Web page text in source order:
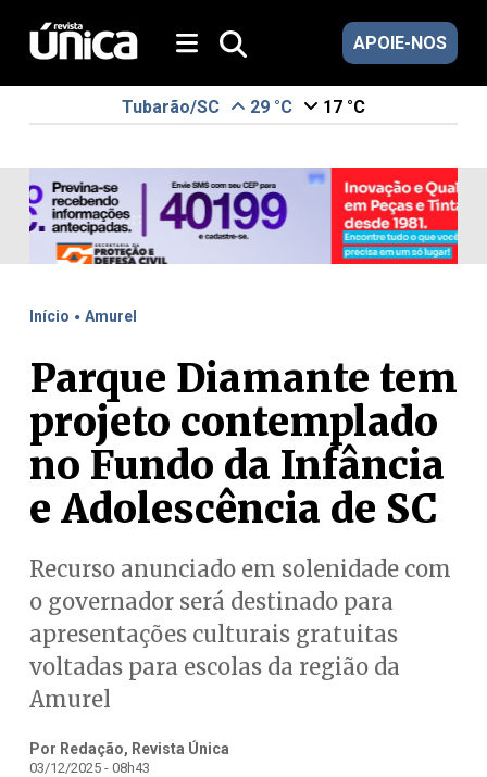
APOIE-NOS
Tubarão/SC 29 °C 17 °C
Início . Amurel
Parque Diamante tem
projeto contemplado
no Fundo da Infância
e Adolescência de SC
Recurso anunciado em solenidade com
o governador será destinado para
apresentações culturais gratuitas
voltadas para escolas da região da
Amurel
Por Redação, Revista Única
03/12/2025 - 08h43